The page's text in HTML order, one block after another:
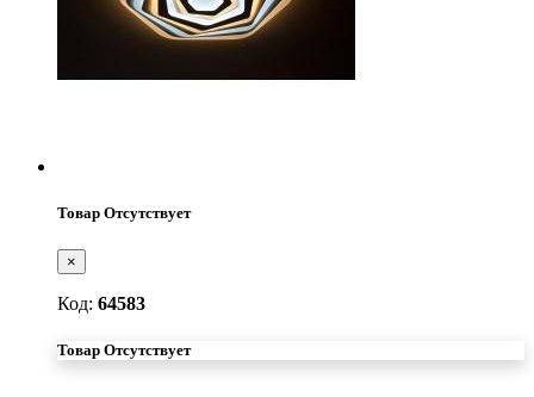
Товар Отсутствует
×
Код: 64583
Товар Отсутствует